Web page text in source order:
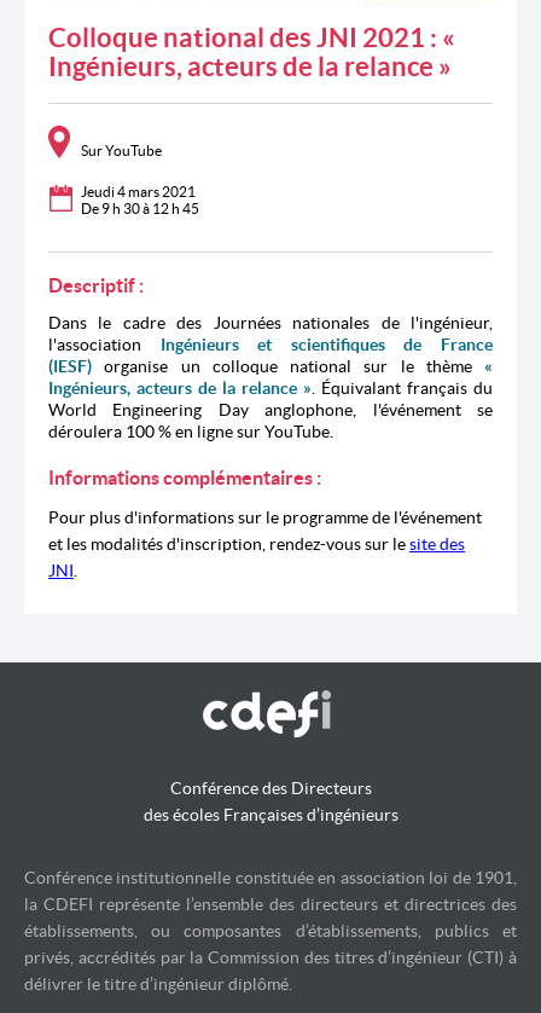
Colloque national des JNI 2021 : «
Ingénieurs, acteurs de la relance »
Sur YouTube
Jeudi 4 mars 2021
De 9 h 30 à 12 h 45
Descriptif :
Dans le cadre des Journées nationales de l'ingénieur,
l'association Ingénieurs et scientifiques de France
(IESF) organise un colloque national sur le thème «
Ingénieurs, acteurs de la relance » . Équivalant français du
World Engineering Day anglophone, l'événement se
déroulera 100 % en ligne sur YouTube.
Informations complémentaires :
Pour plus d'informations sur le programme de l'événement
et les modalités d'inscription, rendez-vous sur lesite des
JNI
Conférence des Directeurs
des écoles Françaises d’ingénieurs
Conférence institutionnelle constituée en association loi de 1901,
la CDEFI représente l’ensemble des directeurs et directrices des
établissements, ou composantes d’établissements, publics et
privés, accrédités par la Commission des titres d’ingénieur (CTI) à
délivrer le titre d’ingénieur diplômé.